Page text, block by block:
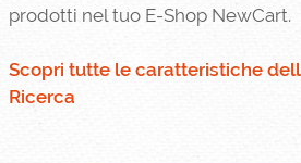
prodotti nel tuo E-Shop NewCart.
Scopri tutte le caratteristiche
Ricerca